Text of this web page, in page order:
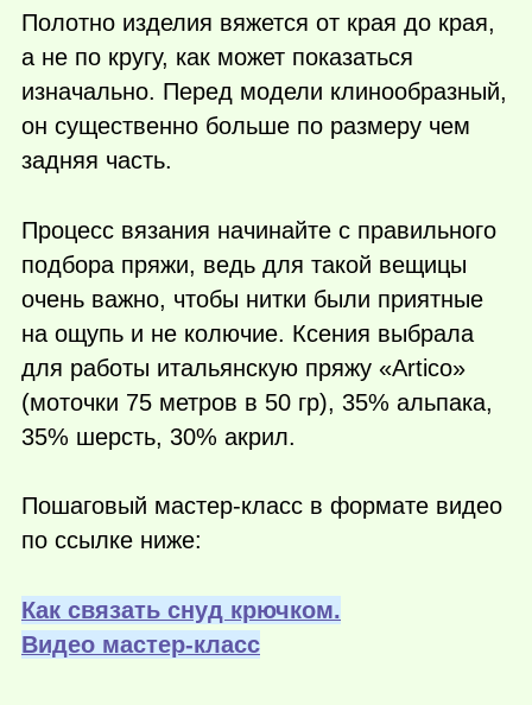
Полотно изделия вяжется от края до края,
а не по кругу, как может показаться
изначально. Перед модели клинообразный,
он существенно больше по размеру чем
задняя часть.
Процесс вязания начинайте с правильного
подбора пряжи, ведь для такой вещицы
очень важно, чтобы нитки были приятные
на ощупь и не колючие. Ксения выбрала
для работы итальянскую пряжу «Artico»
(моточки 75 метров в 50 гр), 35% альпака,
35% шерсть, 30% акрил.
Пошаговый мастер-класс в формате видео
по ссылке ниже:
Как связать снуд крючком.
Видео мастер-класс